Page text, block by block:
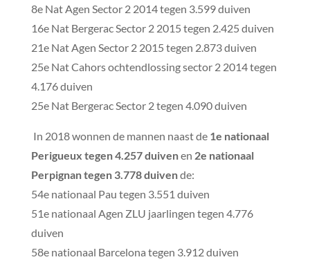
8e Nat Agen Sector 2 2014 tegen 3.599 duiven
16e Nat Bergerac Sector 2 2015 tegen 2.425 duiven
21e Nat Agen Sector 2 2015 tegen 2.873 duiven
25e Nat Cahors ochtendlossing sector 2 2014 tegen
4.176 duiven
25e Nat Bergerac Sector 2 tegen 4.090 duiven
In 2018 wonnen de mannen naast de 1e nationaal
Perigueux tegen 4.257 duivenen 2e nationaal
Perpignan tegen 3.778 duivende:
54e nationaal Pau tegen 3.551 duiven
51e nationaal Agen ZLU jaarlingen tegen 4.776
duiven
58e nationaal Barcelona tegen 3.912 duiven